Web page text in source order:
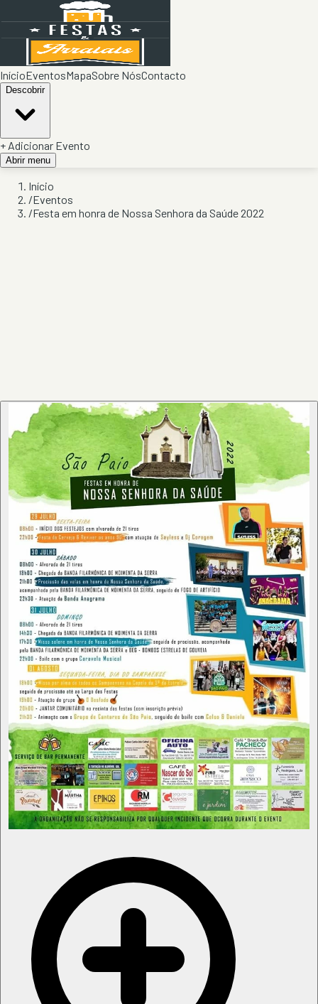
InícioEventosMapaSobre NósContacto
Descobrir
+ Adicionar Evento
Abrir menu
Início
/Eventos
/Festa em honra de Nossa Senhora da Saúde 2022